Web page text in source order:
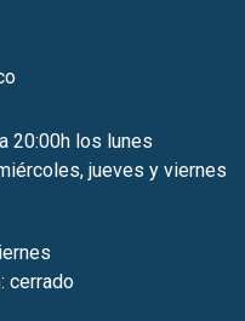
20:00h los lunes
jueves y viernes
cerrado